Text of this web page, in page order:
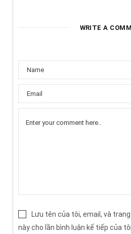
WRITE A
Lưu tên của tôi, email, và
này cho lần bình luận kế tiếp của tôi.